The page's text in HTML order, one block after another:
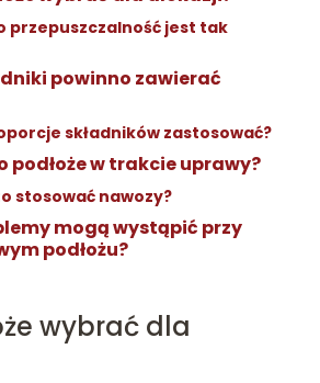
przepuszczalność jest tak
powinno zawierać
składników zastosować?
podłoże w trakcie uprawy?
stosować nawozy?
mogą wystąpić przy
podłożu?
wybrać dla